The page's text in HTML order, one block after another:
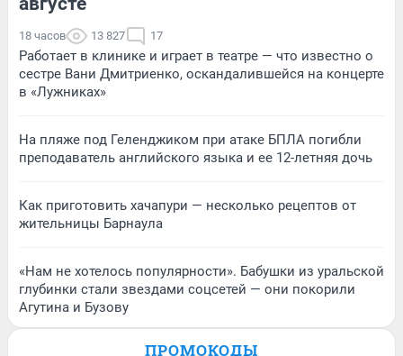
18 часов 13 827 17
Работает в клинике и играет в театре — что известно о
сестре Вани Дмитриенко, оскандалившейся на концерте
в «Лужниках»
На пляже под Геленджиком при атаке БПЛА погибли
преподаватель английского языка и ее 12-летняя дочь
Как приготовить хачапури — несколько рецептов от
жительницы Барнаула
«Нам не хотелось популярности». Бабушки из уральской
глубинки стали звездами соцсетей — они покорили
Агутина и Бузову
ПРОМОКОДЫ